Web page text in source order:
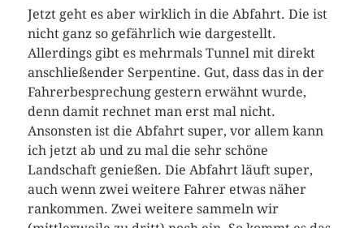
Jetzt geht es aber wirklich in die Abfahrt. Die ist
nicht ganz so gefährlich wie dargestellt.
Allerdings gibt es mehrmals Tunnel mit direkt
anschließender Serpentine. Gut, dass das in der
Fahrerbesprechung gestern erwähnt wurde,
denn damit rechnet man erst mal nicht.
Ansonsten ist die Abfahrt super, vor allem kann
ich jetzt ab und zu mal die sehr schöne
Landschaft genießen. Die Abfahrt läuft super,
auch wenn zwei weitere Fahrer etwas näher
rankommen. Zwei weitere sammeln wir